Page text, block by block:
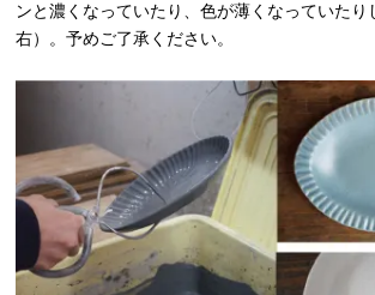
ンと濃くなっていたり、色が薄くなっていたり
右）。予めご了承ください。